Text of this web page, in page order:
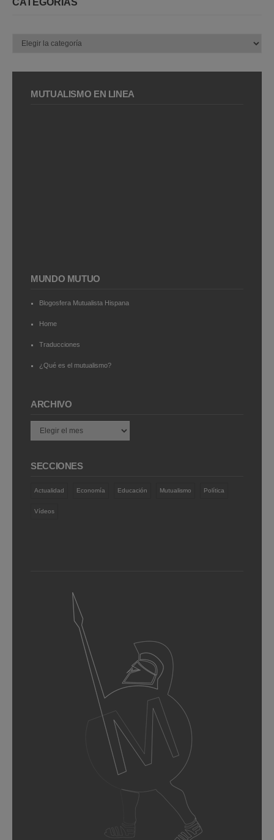
MUTUALISMO EN LÍNEA
MUNDO MUTUO
Blogosfera Mutualista Hispana
Home
Traducciones
¿Qué es el mutualismo?
ARCHIVO
Archivo
SECCIONES
Actualidad Economía Educación Mutualismo Política
Vídeos